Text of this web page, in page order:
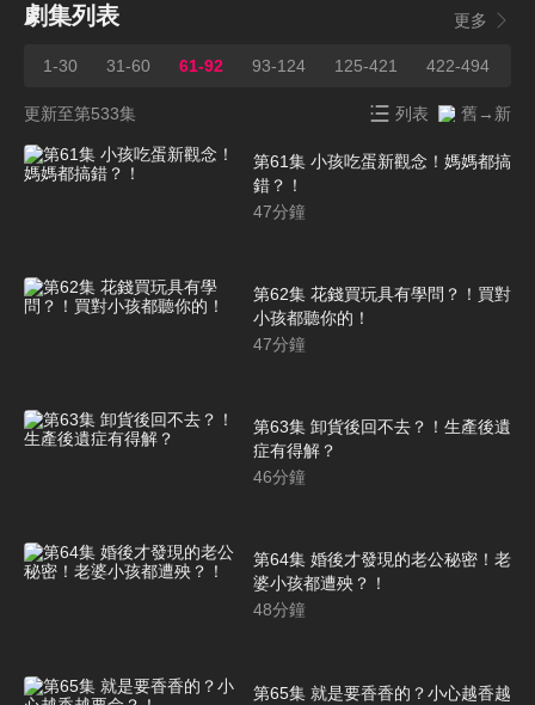
劇集列表 更多
1-30 31-60 61-92 93-124 125-421 422-494
更新至第533集 列表 舊→新
第61集 小孩吃蛋新觀念！媽媽都搞
錯？！
47分鐘
第62集 花錢買玩具有學問？！買對
小孩都聽你的！
47分鐘
第63集 卸貨後回不去？！生產後遺
症有得解？
46分鐘
第64集 婚後才發現的老公秘密！老
婆小孩都遭殃？！
48分鐘
第65集 就是要香香的？小心越香越